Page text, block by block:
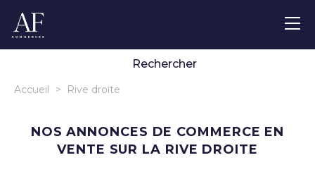
Rechercher
Localisation
Accueil > Rive droite
NOS ANNONCES DE COMMERCE EN
VENTE SUR LA RIVE DROITE